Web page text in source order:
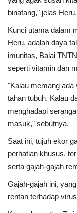
binatang," jelas Heru.
Kunci utama dalam
Heru, adalah daya
imunitas, Balai
seperti vitamin dan
"Kalau memang ada
tahan tubuh. Kalau
menghadapi
masuk," sebutnya.
Saat ini, tujuh ekor
perhatian khusus,
serta gajah-gajah
Gajah-gajah ini,
rentan terhadap